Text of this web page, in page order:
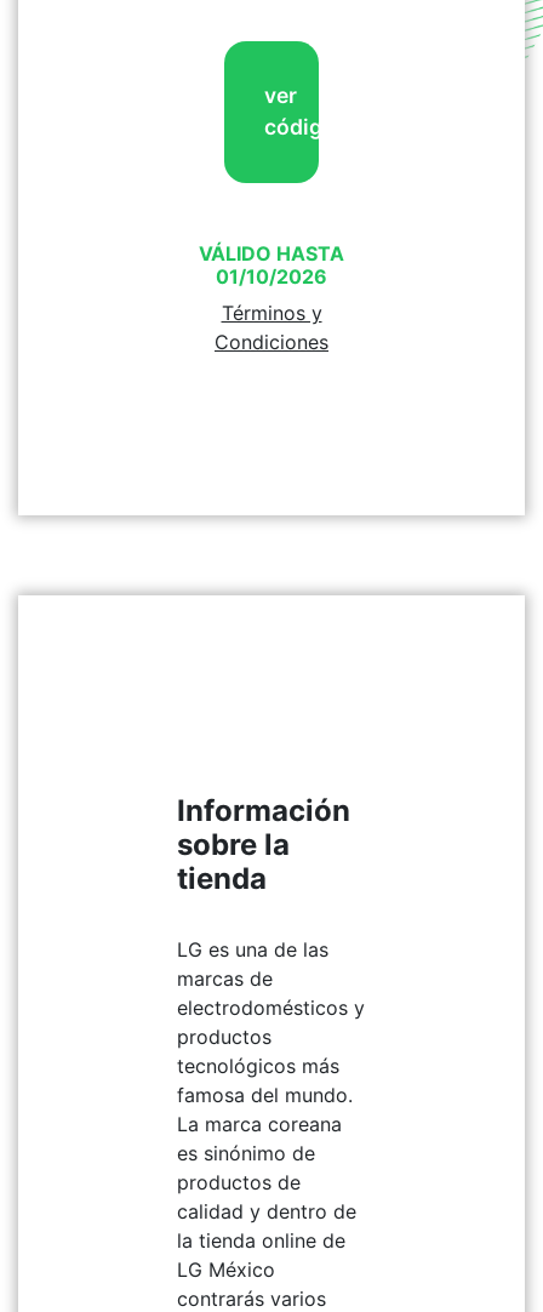
ver
código
VÁLIDO HASTA
01/10/2026
Términos y
Condiciones
Información
sobre la
tienda
LG es una de las
marcas de
electrodomésticos y
productos
tecnológicos más
famosa del mundo.
La marca coreana
es sinónimo de
productos de
calidad y dentro de
la tienda online de
LG México
contrarás varios